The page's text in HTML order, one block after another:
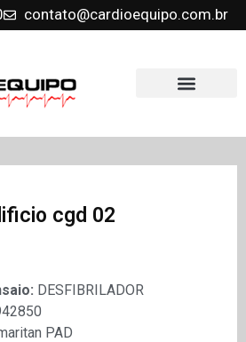
contato@cardioequipo.com.br
cgd 02
DESFIBRILADOR
PAD